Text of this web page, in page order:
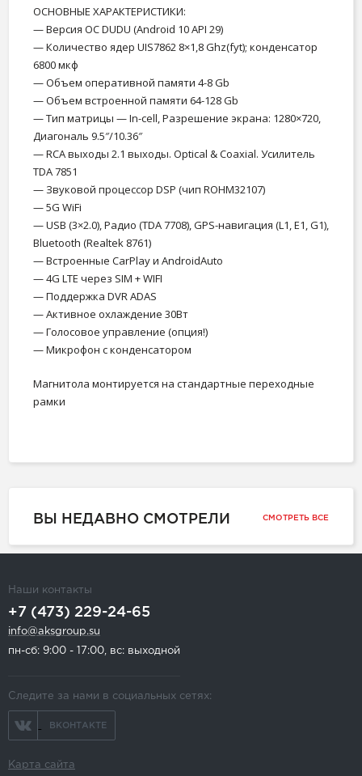
ОСНОВНЫЕ ХАРАКТЕРИСТИКИ:
— Версия ОС DUDU (Android 10 API 29)
— Количество ядер UIS7862 8×1,8 Ghz(fyt); конденсатор
6800 мкф
— Объем оперативной памяти 4-8 Gb
— Объем встроенной памяти 64-128 Gb
—Тип матрицы — In-cell, Разрешение экрана: 1280×720,
Диагональ 9.5″/10.36″
— RCA выходы 2.1 выходы. Optical & Coaxial. Усилитель
TDA 7851
— Звуковой процессор DSP (чип ROHM32107)
— 5G WiFi
—USB (3×2.0), Радио (TDA 7708), GPS-навигация (L1, E1, G1),
Bluetooth (Realtek 8761)
— Встроенные CarPlay и AndroidAuto
— 4G LTE через SIM + WIFI
— Поддержка DVR ADAS
— Активное охлаждение 30Вт
— Голосовое управление (опция!)
— Микрофон сконденсатором
Магнитола монтируется на стандартные переходные
рамки
ВЫ НЕДАВНО СМОТРЕЛИ СМОТРЕТЬ ВСЕ
Наши контакты
+7 (473) 229-24-65
info@aksgroup.su
пн-сб: 9:00 - 17:00, вс: выходной
Следите за нами в социальных сетях:
ВКОНТАКТЕ
Карта сайта